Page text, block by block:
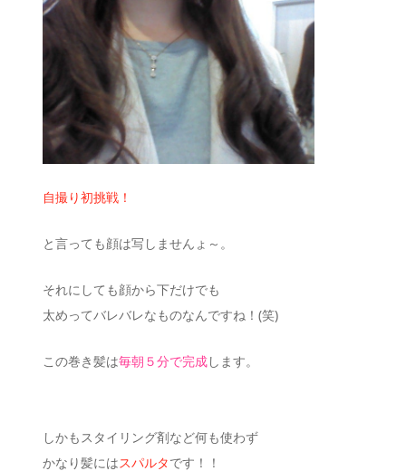
自撮り初挑戦！
と言っても顔は写しませんょ～。
それにしても顔から下だけでも
太めってバレバレなものなんですね！(笑)
この巻き髪は毎朝５分で完成します。
しかもスタイリング剤など何も使わず
かなり髪にはスパルタです！！